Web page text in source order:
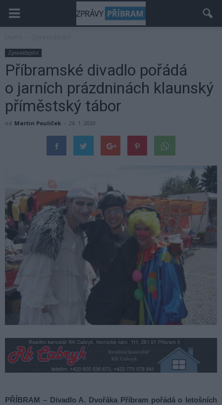
Zpravodajství
Příbramské divadlo pořádá
o jarních prázdninách klaunský
příměstský tábor
od Martin Poulíček - 26. 1. 2020
PŘÍBRAM – Divadlo A. Dvořáka Příbram pořádá o letošních